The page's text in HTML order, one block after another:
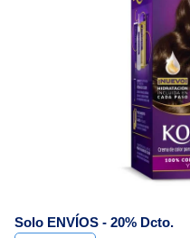
Solo ENVÍOS - 20% Dcto.